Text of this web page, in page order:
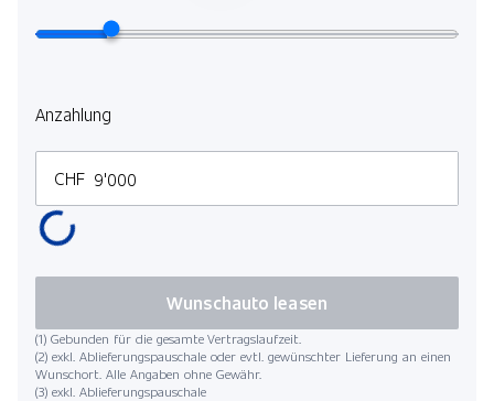
Anzahlung
CHF
(1) Gebunden für die gesamte Vertragslaufzeit.
(2) exkl. Ablieferungspauschale oder evtl. gewünschter Lieferung an einen
Wunschort. Alle Angaben ohne Gewähr.
(3) exkl. Ablieferungspauschale
Wunschauto leasen